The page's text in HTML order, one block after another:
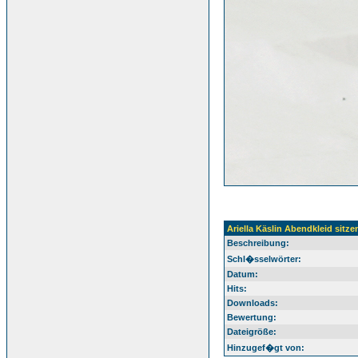
Ariella Käslin Abendkleid
Beschreibung:
Schl�sselwörter:
Datum:
Hits:
Downloads:
Bewertung:
Dateigröße:
Hinzugef�gt von: